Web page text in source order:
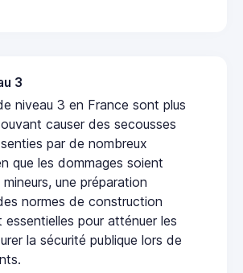
3
niveau 3 en France sont plus
causer des secousses
par de nombreux
que les dommages soient
une préparation
normes de construction
pour atténuer les
la sécurité publique lors de